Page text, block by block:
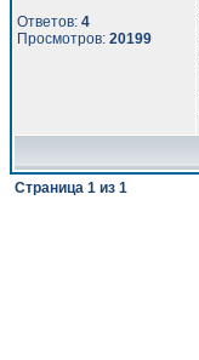
Ответов: 4
Просмотров: 20199
Страница 1 из 1